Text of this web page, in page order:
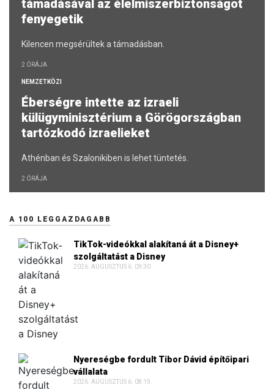
támadásával az élelmiszerbiztonságot
fenyegetik
Kilencen megsérültek a támadásban.
2 ÓRÁJA
NEMZETKÖZI
Éberségre intette az izraeli
külügyminisztérium a Görögországban
tartózkodó izraelieket
Athénban és Szalonikiben is lehet tüntetés.
2 ÓRÁJA
A 100 LEGGAZDAGABB
TikTok-videókkal alakítaná át a Disney+
szolgáltatást a Disney
2026. AUGUSZTUS 6. 09:30
Nyereségbe fordult Tibor Dávid építőipari
vállalata
2026. AUGUSZTUS 6. 08:19